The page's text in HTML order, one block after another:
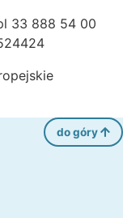
33 888 54 00
do góry